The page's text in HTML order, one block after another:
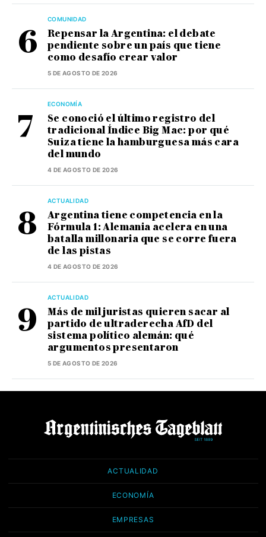
COMUNIDAD
Repensar la Argentina: el debate
pendiente sobre un país que tiene
como desafío crear valor
5 DE AGOSTO DE 2026
ECONOMÍA
Se conoció el último registro del
tradicional Índice Big Mac: por qué
Suiza tiene la hamburguesa más cara
del mundo
4 DE AGOSTO DE 2026
ACTUALIDAD
Argentina tiene competencia en la
Fórmula 1: Alemania acelera en una
batalla millonaria que se corre fuera
de las pistas
4 DE AGOSTO DE 2026
ACTUALIDAD
Más de mil juristas quieren sacar al
partido de ultraderecha AfD del
sistema político alemán: qué
argumentos presentaron
5 DE AGOSTO DE 2026
ACTUALIDAD
ECONOMÍA
EMPRESAS